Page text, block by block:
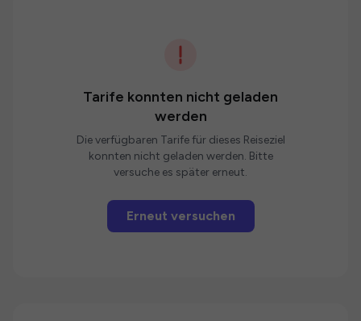
Tarife konnten nicht geladen
werden
Die verfügbaren Tarife für dieses Reiseziel
konnten nicht geladen werden. Bitte
versuche es später erneut.
Erneut versuchen